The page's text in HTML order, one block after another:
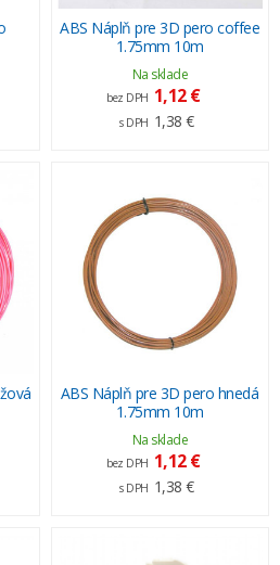
ABS Náplň pre 3D pero coffee
1.75mm 10m
Na sklade
bez DPH 1,12 €
s DPH 1,38 €
ABS Náplň pre 3D pero hnedá
1.75mm 10m
Na sklade
bez DPH 1,12 €
s DPH 1,38 €